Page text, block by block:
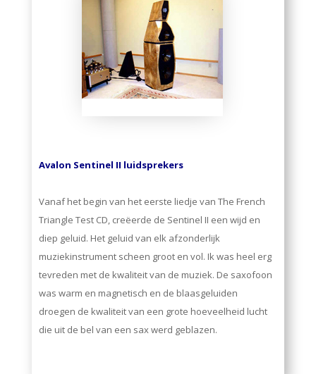
Avalon Sentinel II luidsprekers
Vanaf het begin van het eerste liedje van The French
Triangle Test CD, creëerde de Sentinel II een wijd en
diep geluid. Het geluid van elk afzonderlijk
muziekinstrument scheen groot en vol. Ik was heel erg
tevreden met de kwaliteit van de muziek. De saxofoon
was warm en magnetisch en de blaasgeluiden
droegen de kwaliteit van een grote hoeveelheid lucht
die uit de bel van een sax werd geblazen.